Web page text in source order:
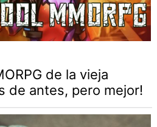
de la vieja
de antes, pero mejor!